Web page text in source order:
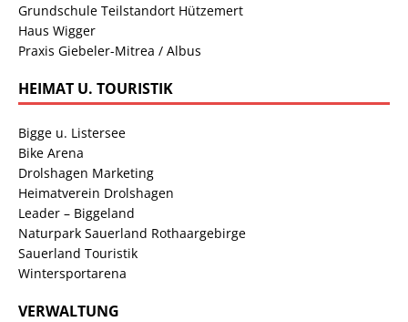
Grundschule Teilstandort Hützemert
Haus Wigger
Praxis Giebeler-Mitrea / Albus
HEIMAT U. TOURISTIK
Bigge u. Listersee
Bike Arena
Drolshagen Marketing
Heimatverein Drolshagen
Leader – Biggeland
Naturpark Sauerland Rothaargebirge
Sauerland Touristik
Wintersportarena
VERWALTUNG